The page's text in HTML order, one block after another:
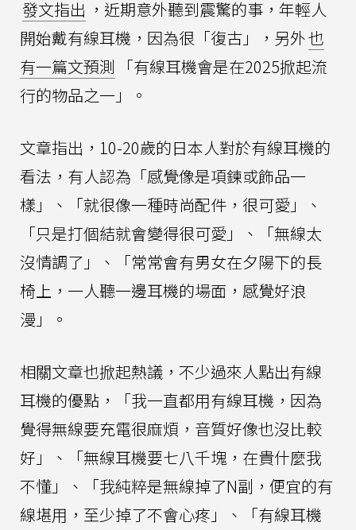
發文指出 ，近期意外聽到震驚的事，年輕人
開始戴有線耳機，因為很「復古」，另外也
有一篇文預測
「有線耳機會是在2025掀起流
行的物品之一」。
文章指出，10-20歲的日本人對於有線耳機的
看法，有人認為「感覺像是項鍊或飾品一
樣」、「就很像一種時尚配件，很可愛」、
「只是打個結就會變得很可愛」、「無線太
沒情調了」、「常常會有男女在夕陽下的長
椅上，一人聽一邊耳機的場面，感覺好浪
漫」。
相關文章也掀起熱議，不少過來人點出有線
耳機的優點，「我一直都用有線耳機，因為
覺得無線要充電很麻煩，音質好像也沒比較
好」、「無線耳機要七八千塊，在貴什麼我
不懂」、「我純粹是無線掉了N副，便宜的有
線堪用，至少掉了不會心疼」、「有線耳機